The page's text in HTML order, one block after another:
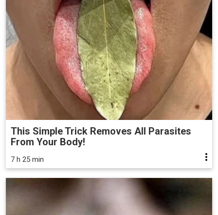
This Simple Trick Removes All Parasites
From Your Body!
7 h 25 min